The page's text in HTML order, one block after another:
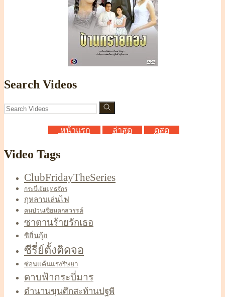
Search Videos
หน้าแรก ล่าสุด ดูสด
Video Tags
ClubFridayTheSeries
กระบี่เย้ยยุทธจักร
กุหลาบเล่นไฟ
คนป่วนเซียนตกสวรรค์
ซาตานร้ายรักเธอ
ซิยิ่นกุ้ย
ซีรี่ย์ตั้งติดจอ
ซ่อนแค้นแรงริษยา
ดาบฟ้ากระบี่มาร
ตำนานขุนศึกสะท้านปฐพี